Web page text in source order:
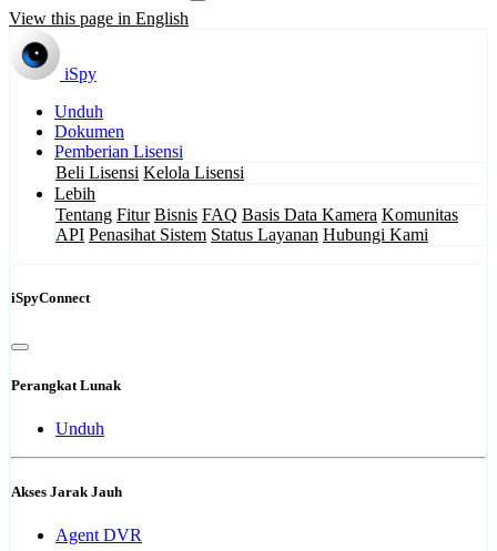
View this page in English
iSpy
Unduh
Dokumen
Pemberian Lisensi
Beli Lisensi Kelola Lisensi
Lebih
Tentang Fitur Bisnis FAQ Basis Data Kamera Komunitas
API Penasihat Sistem Status Layanan Hubungi Kami
iSpyConnect
Perangkat Lunak
Unduh
Akses Jarak Jauh
Agent DVR